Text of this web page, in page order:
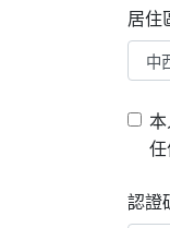
居住
認證